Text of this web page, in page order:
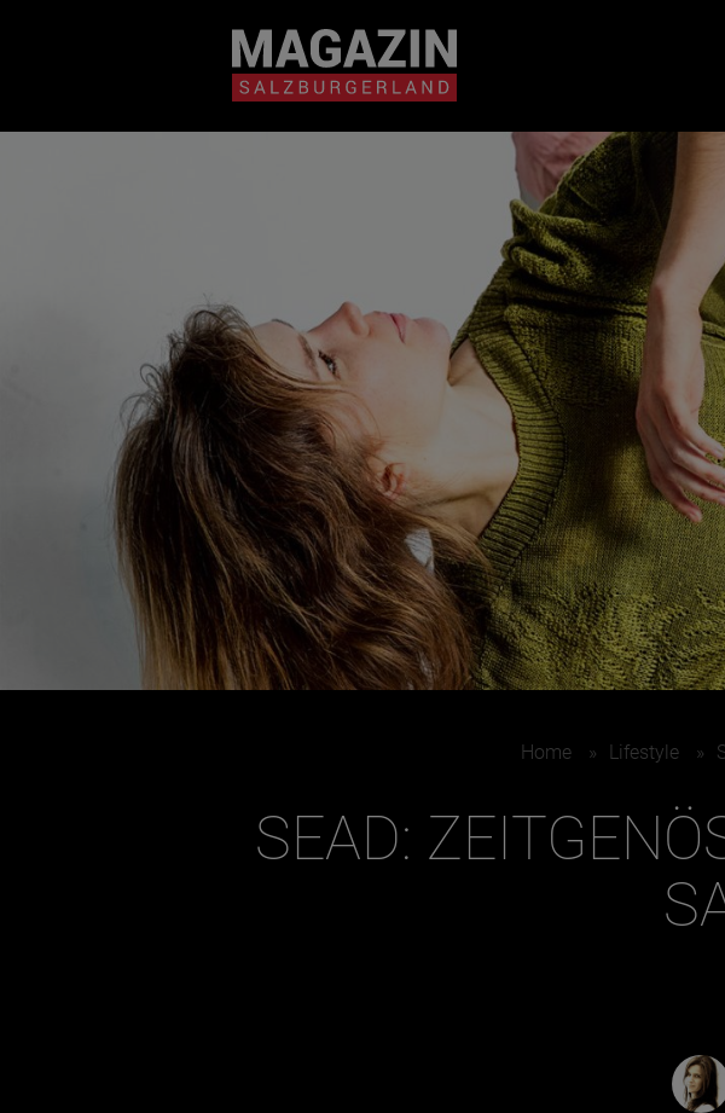
BEITRÄGE IN MEINER
BEITRÄGE IN MEINER NÄHE ANZEIGEN
Essen &
Outdoor &
Home » Lifestyle »
SEAD: